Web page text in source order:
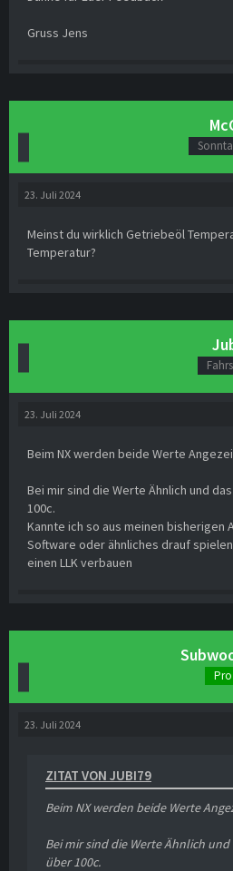
Gruss Jens
23. Juli 2024
Meinst du wirklich Getriebeöl
Temperatur?
23. Juli 2024
Beim NX werden beide Werte
Bei mir sind die Werte Ähnlich und
100c.
Kannte ich so aus meinen bisherigen
Software oder ähnliches drauf
einen LLK verbauen
Pro
23. Juli 2024
ZITAT VON JUBI79
Beim NX werden beide Werte
Bei mir sind die Werte Ähnlich
über 100c.